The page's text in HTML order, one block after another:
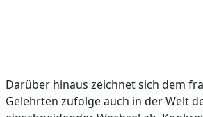
Darüber hinaus zeichnet sich dem
Gelehrten zufolge auch in der Welt